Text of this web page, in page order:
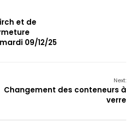
et de
09/12/25
Next:
Changement des conteneurs à
verre